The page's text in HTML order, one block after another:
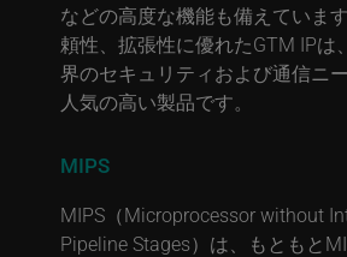
などの高度な機能も備えていま
頼性、拡張性に優れたGTM IPは
界のセキュリティおよび通信ニ
人気の高い製品です。
MIPS
MIPS（Microprocessor without
Pipeline Stages）は、もともと